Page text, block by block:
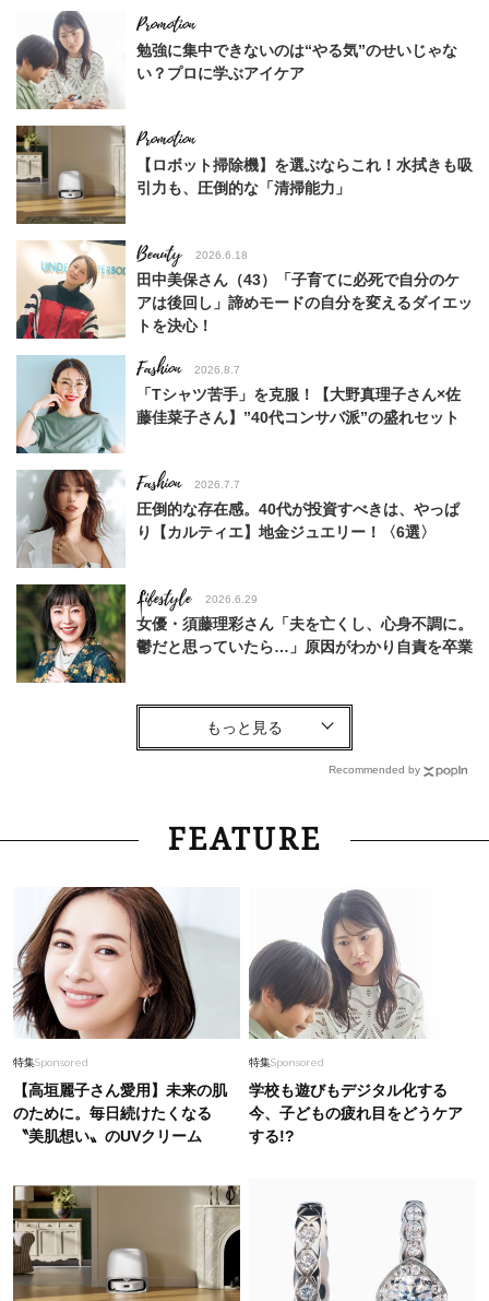
勉強に集中できないのは“やる気”のせいじゃな
い？プロに学ぶアイケア
【ロボット掃除機】を選ぶならこれ！水拭きも吸
引力も、圧倒的な「清掃能力」
Beauty 2026.6.18
田中美保さん（43）「子育てに必死で自分のケ
アは後回し」諦めモードの自分を変えるダイエッ
トを決心！
Fashion 2026.8.7
「Tシャツ苦手」を克服！【大野真理子さん×佐
藤佳菜子さん】”40代コンサバ派”の盛れセット
Fashion 2026.7.7
圧倒的な存在感。40代が投資すべきは、やっぱ
り【カルティエ】地金ジュエリー！〈6選〉
Lifestyle 2026.6.29
女優・須藤理彩さん「夫を亡くし、心身不調に。
鬱だと思っていたら…」原因がわかり自責を卒業
Lifestyle
【特別カット集】中村ゆりさん やわらかな透明
感をまとう、自然体の美しさ
Fashion 2026.6.11
40代の夏に！考えなくてもきちんと見える【最
Beauty
美髪YouTuber直伝！「雨のうねり・広がり」は
【朝のコーティング術】で1日中まとまる！
26年夏は「小ぶり」が大流行中！人と被らない
【最旬かごバッグ】6選
【ゴールドvsシルバー】どっち派？40代のシン
プル服が華やぐ！最旬「”元取れ”アクセサリー」
Fashion 2026.6.28
Recommended by
FEATURE
特集Sponsored
【高垣麗子さん愛用】未来の肌
のために。毎日続けたくなる
〝美肌想い〟のUVクリーム
特集Sponsored
学校も遊びもデジタル化する
今、子どもの疲れ目をどうケア
する!?